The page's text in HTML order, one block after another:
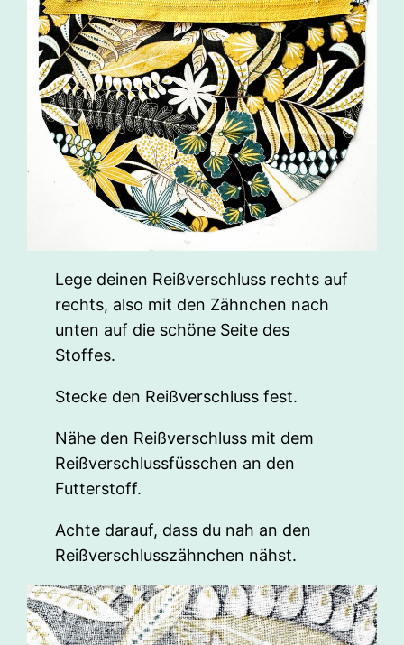
Lege deinen Reißverschluss rechts auf
rechts, also mit den Zähnchen nach
unten auf die schöne Seite des
Stoffes.
Stecke den Reißverschluss fest.
Nähe den Reißverschluss mit dem
Reißverschlussfüsschen an den
Futterstoff.
Achte darauf, dass du nah an den
Reißverschlusszähnchen nähst.